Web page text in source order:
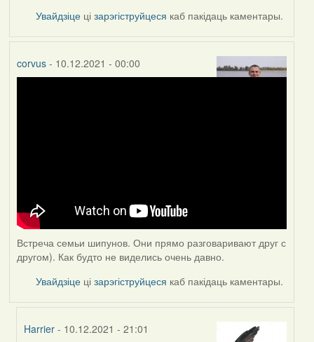
Увайдзіце цізарэгіструйцеся каб пакідаць каментары.
corvus- 10.12.2021 - 00:00
Встреча семьи шипунов. Они прямо разговаривают друг с
другом). Как будто не виделись очень давно.
Увайдзіце цізарэгіструйцеся каб пакідаць каментары.
Harrier - 10.12.2021 - 21:01